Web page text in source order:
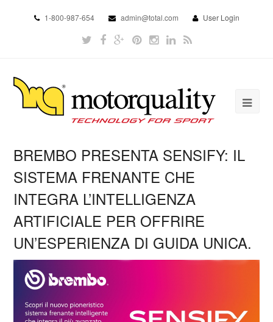
1-800-987-654 admin@total.com User Login
BREMBO PRESENTA SENSIFY: IL
SISTEMA FRENANTE CHE
INTEGRA L’INTELLIGENZA
ARTIFICIALE PER OFFRIRE
UN’ESPERIENZA DI GUIDA UNICA.